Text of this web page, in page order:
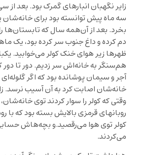
زایر نگهبان انبارهای گمرک بود. بعد از
سه ماه پیش توانسته بود برای خانه‌شان
بخرد. بعد از آن‌همه سال که تابستان‌ها
دم کرده و داغ جنوب سر کرده بود، یک
ظهرها زیر هوای خنک کولر می‌خوابید.
هم‌سنگر به خانه‌اش سر زدیم. دور تا دور
آجر و سیمان پوشانده بود که اگر گلوله‌ای
خانه‌شان اصابت کرد به آن آسیب نرسد.
وقتی که کولر را سوار کردند توی
روبانهای قرمزی بالایش بسته بود که
کولر توی هوا می‌رقصید.و بچه‌هاش
می‌کردند.